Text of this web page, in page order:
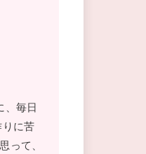
、毎日
に苦
って、